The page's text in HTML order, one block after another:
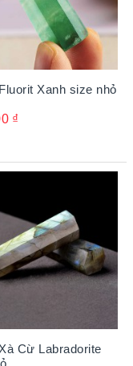
Xanh size nhỏ
₫
Cừ Labradorite